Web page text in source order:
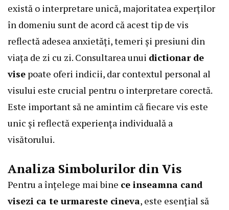
există o interpretare unică, majoritatea experților
în domeniu sunt de acord că acest tip de vis
reflectă adesea anxietăți, temeri și presiuni din
viața de zi cu zi. Consultarea unui dictionar de
vise poate oferi indicii, dar contextul personal al
visului este crucial pentru o interpretare corectă.
Este important să ne amintim că fiecare vis este
unic și reflectă experiența individuală a
visătorului.
Analiza Simbolurilor din Vis
Pentru a înțelege mai bine ce inseamna cand
visezi ca te urmareste cineva, este esențial să